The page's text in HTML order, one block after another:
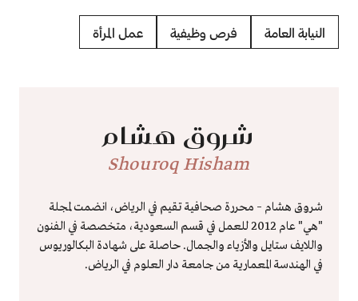
النيابة العامة فرص وظيفية عمل المرأة
شروق هشام
Shouroq Hisham
شروق هشام – محررة صحافية تقيم في الرياض، انضمت لمجلة
"هي" عام 2012 للعمل في قسم السعودية، متخصصة في الفنون
واللايف ستايل والأزياء والجمال. حاصلة على شهادة البكالوريوس
في الهندسة المعمارية من جامعة دار العلوم في الرياض.